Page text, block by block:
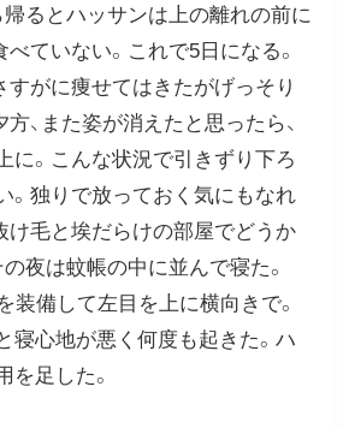
るとハッサンは上の離れの前に
ていない。これで5日になる。
すがに痩せてはきたがげっそり
、また姿が消えたと思ったら、
に。こんな状況で引きずり下ろ
。独りで放っておく気にもなれ
け毛と埃だらけの部屋でどうか
夜は蚊帳の中に並んで寝た。
装備して左目を上に横向きで。
寝心地が悪く何度も起きた。ハ
を足した。